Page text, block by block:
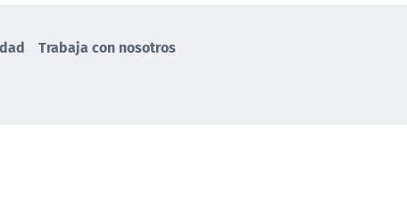
Trabaja con nosotros